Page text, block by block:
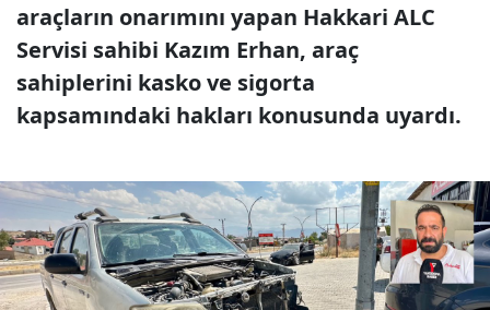
araçların onarımını yapan Hakkari ALC
Servisi sahibi Kazım Erhan, araç
sahiplerini kasko ve sigorta
kapsamındaki hakları konusunda uyardı.